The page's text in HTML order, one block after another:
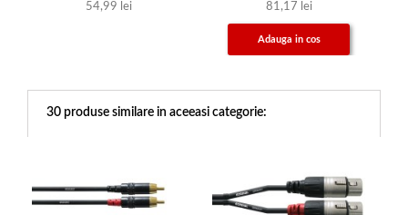
54,99 lei 81,17 lei
Adauga in cos
30 produse similare in aceeasi categorie: